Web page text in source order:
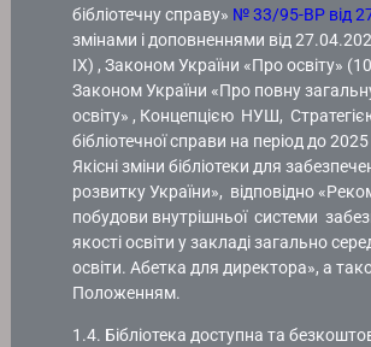
бібліотечну справу» № 33/95-ВР від
змінами і доповненнями від
ІХ) , Законом України «Про освіту»
Законом України «Про повну
освіту» , Концепцією НУШ,
бібліотечної справи на період до
Якісні зміни бібліотеки для
розвитку України», відповідно
побудови внутрішньої системи
якості освіти у закладі загально
освіти. Абетка для директора», а
Положенням.
1.4. Бібліотека доступна та